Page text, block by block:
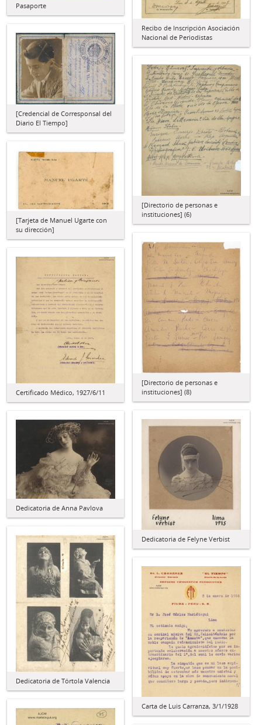
Pasaporte
Recibo de Inscripción Asociación
Nacional de Periodistas
[Credencial de Corresponsal del
Diario El Tiempo]
[Directorio de personas e
instituciones] (6)
[Tarjeta de Manuel Ugarte con
su dirección]
[Directorio de personas e
instituciones] (8)
Certificado Médico, 1927/6/11
Dedicatoria de Felyne Verbist
Dedicatoria de Anna Pavlova
Dedicatoria de Tórtola Valencia
Carta de Luis Carranza, 3/1/1928